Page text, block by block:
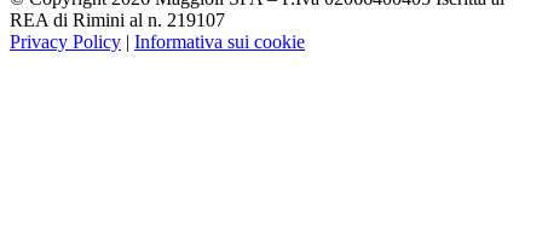
REA di Rimini al n. 219107
Privacy Policy | Informativa sui cookie